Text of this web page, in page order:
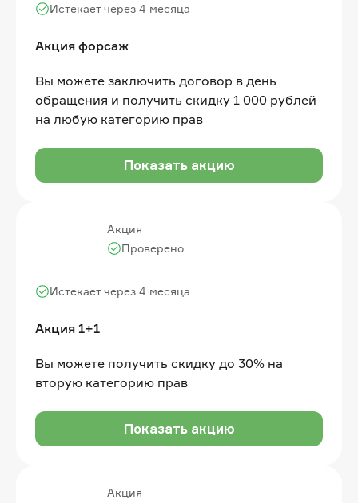
Акция форсаж
Истекает через 4 месяца
Вы можете заключить договор в день
обращения и получить скидку 1 000 рублей
на любую категорию прав
Показать акцию
Акция
Акция 1+1
Истекает через 4 месяца
Проверено
Вы можете получить скидку до 30% на
вторую категорию прав
Показать акцию
Акция